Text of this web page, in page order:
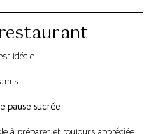
idéale :
pause sucrée
à préparer et toujours appréciée